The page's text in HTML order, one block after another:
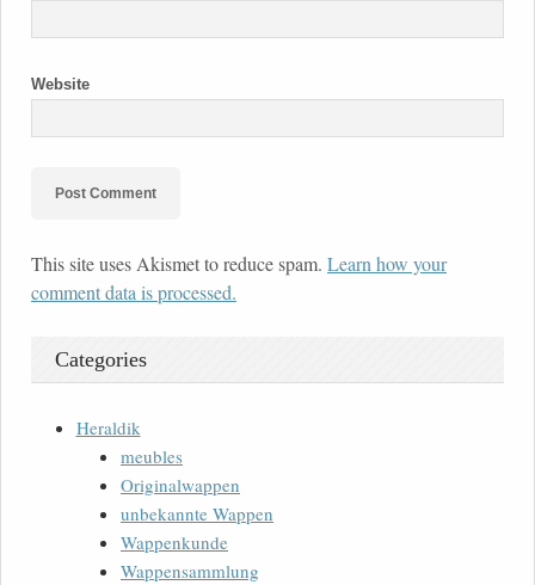
Website
This site uses Akismet to reduce spam. Learn how your
comment data is processed.
Categories
Heraldik
meubles
Originalwappen
unbekannte Wappen
Wappenkunde
Wappensammlung